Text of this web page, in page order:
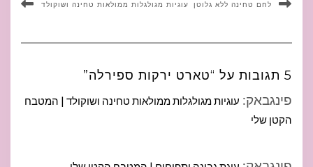
לחם טחינה ללא גלוטן עוגיות מגולגלות ממולאות טחינה ושוקולד
5 תגובות על “טארט ירקות ספירלה”
פינגבאק: עוגיות מגולגלות ממולאות טחינה ושוקולד | המטבח
הקטן שלי